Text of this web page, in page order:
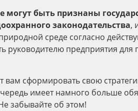
могут быть признаны
законодательства,
среде согласно
предприятия
сформировать свою
имеет намного больше
забывайте об этом!